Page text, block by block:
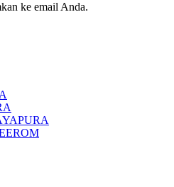
ke email Anda.